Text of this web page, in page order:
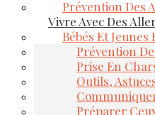
Prévention Des
Vivre Avec Des
Bébés Et Jeunes
Prévention
Prise En
Outils,
Préparer